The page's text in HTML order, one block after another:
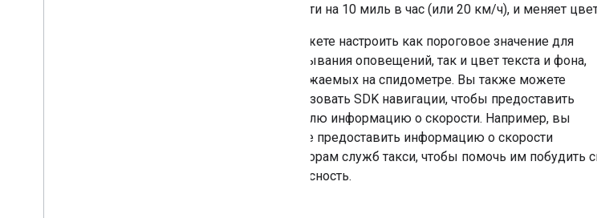
скорости на 10 миль в час (или 20 км/ч), и меняет
Вы можете настроить как пороговое значение для
срабатывания оповещений, так и цвет текста и фона,
отображаемых на спидометре. Вы также можете
использовать SDK навигации, чтобы предоставить
водителю информацию о скорости. Например, вы
можете предоставить информацию о скорости
операторам служб такси, чтобы помочь им
безопасность.